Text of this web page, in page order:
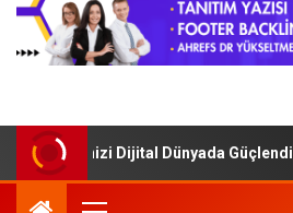
İşletmenizi Dijital Dünyada Güçlendirin